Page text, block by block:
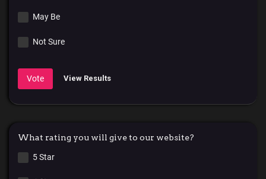
May Be
Not Sure
Vote View Results
What rating you will give to our website?
5 Star